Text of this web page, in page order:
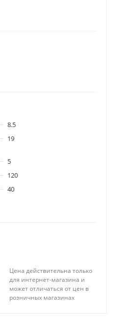
8.5
19
5
120
40
Цена действительна только
для интернет-магазина и
может отличаться от цен в
розничных магазинах